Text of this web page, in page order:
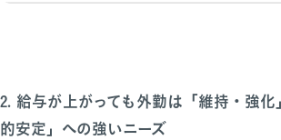
2. 給与が上がっても外勤は「維持・強
的安定」への強いニーズ